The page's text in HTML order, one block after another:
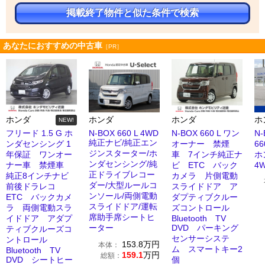
掲載終了物件と似た条件で検索
あなたにおすすめの中古車 ［PR］
ホンダ NEW!
フリード 1.5 G ホ
ンダセンシング 1
年保証 ワンオー
ナー車 禁煙車
純正8インチナビ
前後ドラレコ
ETC バックカメ
ラ 両側電動スラ
イドドア アダプ
ティブクルーズコ
ントロール
Bluetooth TV
DVD シートヒー
ホンダ
N-BOX 660 L 4WD
純正ナビ/純正エン
ジンスターター/ホ
ンダセンシング/純
正ドライブレコー
ダー/大型ルールコ
ンソール/両側電動
スライドドア/運転
席助手席シートヒ
ーター
本体： 153.8万円
総額： 159.1万円
ホンダ
N-BOX 660 L ワン
オーナー 禁煙
車 7インチ純正ナ
ビ ETC バック
カメラ 片側電動
スライドドア ア
ダプティブクルー
ズコントロール
Bluetooth TV
DVD パーキング
センサーシステ
ム スマートキー2
個
ホ
ホ